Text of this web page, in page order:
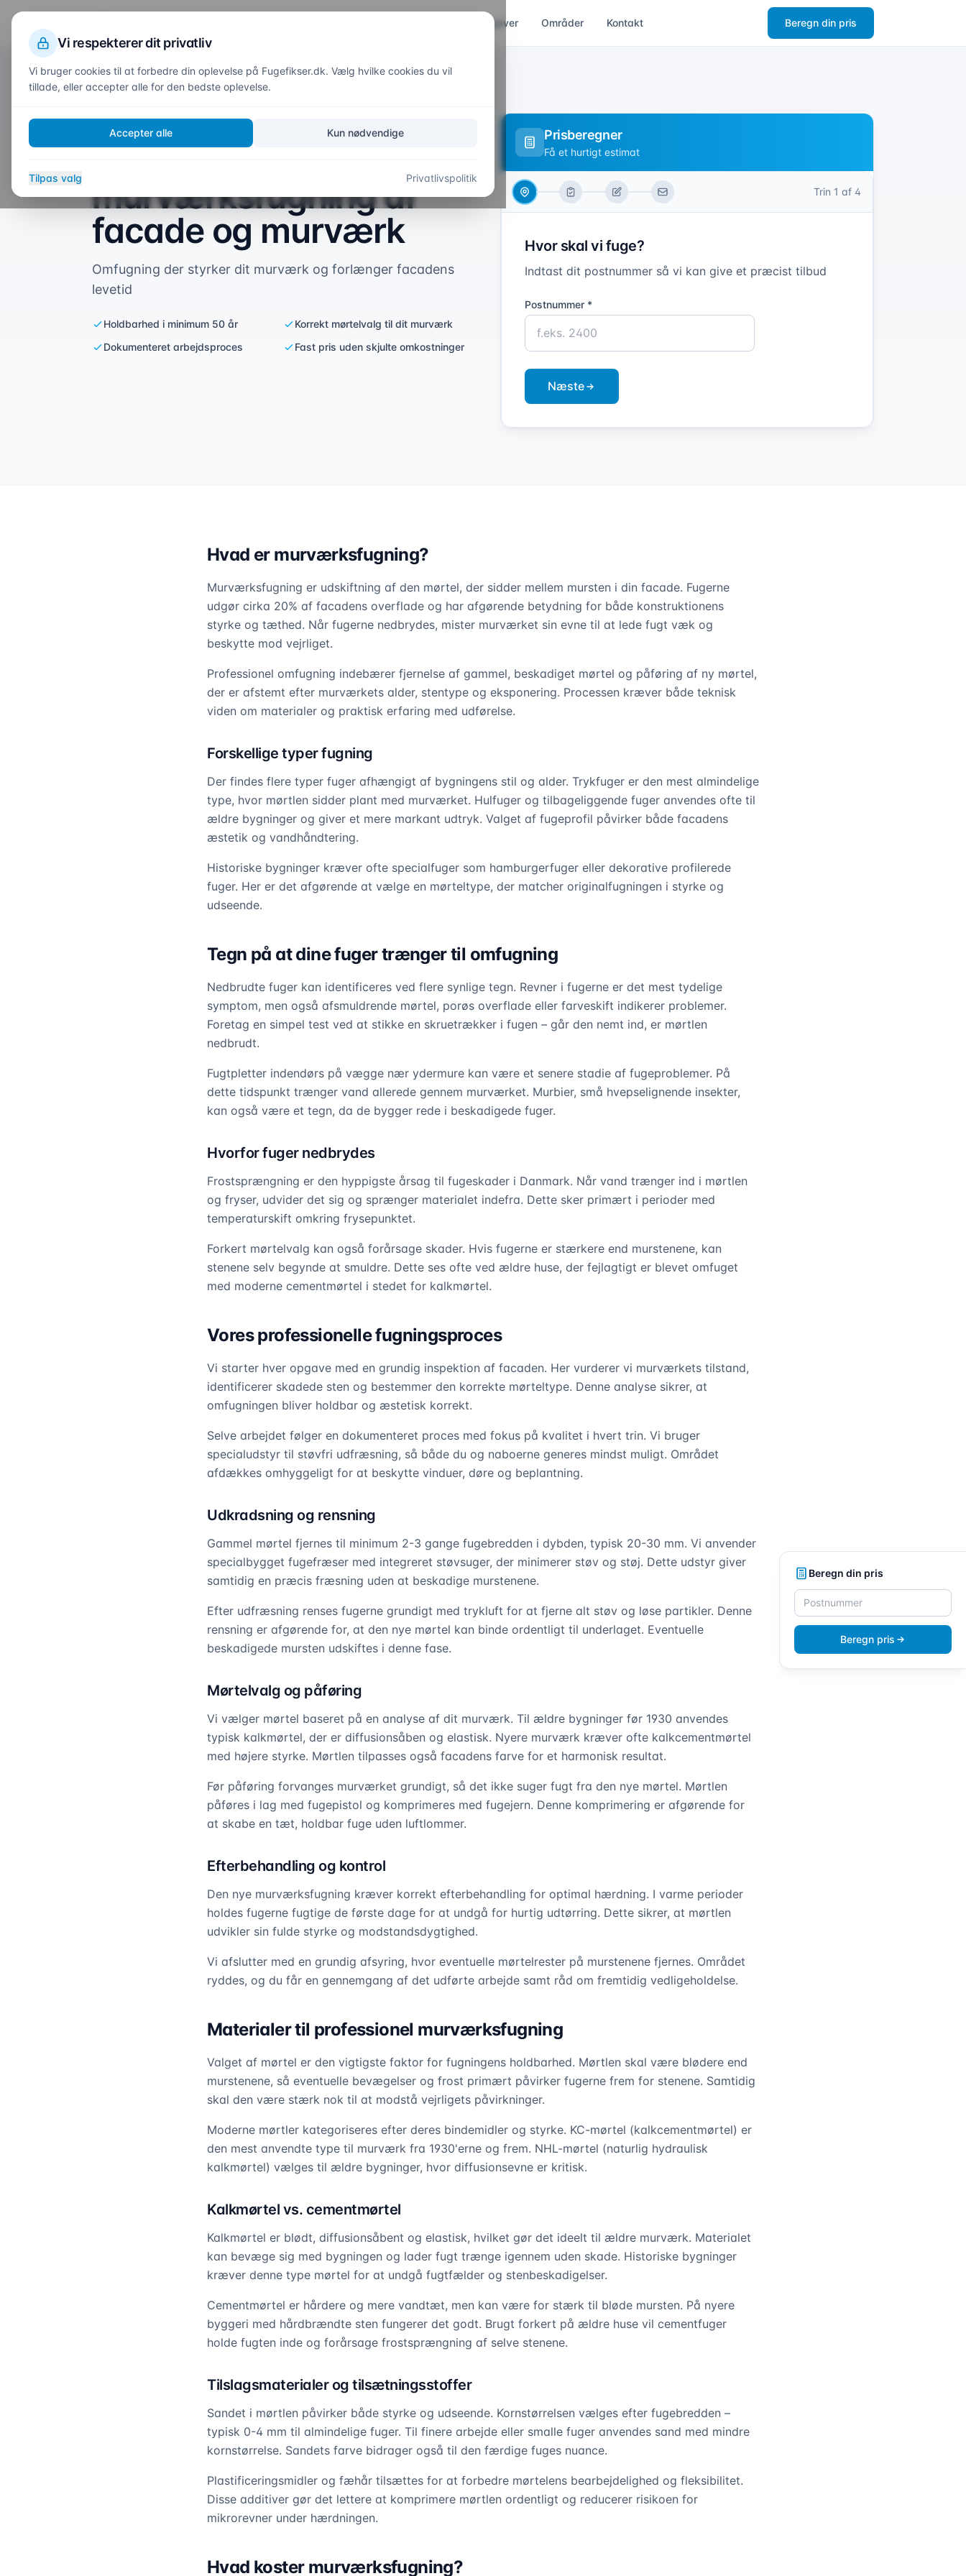
Opgaver Områder Kontakt Beregn din pris
Beregn din pris
Beregn pris
Forside/ Opgaver/Murværksfugning
Udendørs
Professionel
murværksfugning af
facade og murværk
Omfugning der styrker dit murværk og forlænger facadens
levetid
Holdbarhed i minimum 50 år
Korrekt mørtelvalg til dit murværk
Dokumenteret arbejdsproces
Fast pris uden skjulte omkostninger
Prisberegner
Få et hurtigt estimat
Trin 1 af 4
Hvor skal vi fuge?
Indtast dit postnummer så vi kan give et præcist tilbud
Postnummer *
Næste
Hvad er murværksfugning?
Murværksfugning er udskiftning af den mørtel, der sidder mellem mursten i din facade. Fugerne
udgør cirka 20% af facadens overflade og har afgørende betydning for både konstruktionens
styrke og tæthed. Når fugerne nedbrydes, mister murværket sin evne til at lede fugt væk og
beskytte mod vejrliget.
Professionel omfugning indebærer fjernelse af gammel, beskadiget mørtel og påføring af ny mørtel,
der er afstemt efter murværkets alder, stentype og eksponering. Processen kræver både teknisk
viden om materialer og praktisk erfaring med udførelse.
Forskellige typer fugning
Der findes flere typer fuger afhængigt af bygningens stil og alder. Trykfuger er den mest almindelige
type, hvor mørtlen sidder plant med murværket. Hulfuger og tilbageliggende fuger anvendes ofte til
ældre bygninger og giver et mere markant udtryk. Valget af fugeprofil påvirker både facadens
æstetik og vandhåndtering.
Historiske bygninger kræver ofte specialfuger som hamburgerfuger eller dekorative profilerede
fuger. Her er det afgørende at vælge en mørteltype, der matcher originalfugningen i styrke og
udseende.
Tegn på at dine fuger trænger til omfugning
Nedbrudte fuger kan identificeres ved flere synlige tegn. Revner i fugerne er det mest tydelige
symptom, men også afsmuldrende mørtel, porøs overflade eller farveskift indikerer problemer.
Foretag en simpel test ved at stikke en skruetrækker i fugen – går den nemt ind, er mørtlen
nedbrudt.
Fugtpletter indendørs på vægge nær ydermure kan være et senere stadie af fugeproblemer. På
dette tidspunkt trænger vand allerede gennem murværket. Murbier, små hvepselignende insekter,
kan også være et tegn, da de bygger rede i beskadigede fuger.
Hvorfor fuger nedbrydes
Frostsprængning er den hyppigste årsag til fugeskader i Danmark. Når vand trænger ind i mørtlen
og fryser, udvider det sig og sprænger materialet indefra. Dette sker primært i perioder med
temperaturskift omkring frysepunktet.
Forkert mørtelvalg kan også forårsage skader. Hvis fugerne er stærkere end murstenene, kan
stenene selv begynde at smuldre. Dette ses ofte ved ældre huse, der fejlagtigt er blevet omfuget
med moderne cementmørtel i stedet for kalkmørtel.
Vores professionelle fugningsproces
Vi starter hver opgave med en grundig inspektion af facaden. Her vurderer vi murværkets tilstand,
identificerer skadede sten og bestemmer den korrekte mørteltype. Denne analyse sikrer, at
omfugningen bliver holdbar og æstetisk korrekt.
Selve arbejdet følger en dokumenteret proces med fokus på kvalitet i hvert trin. Vi bruger
specialudstyr til støvfri udfræsning, så både du og naboerne generes mindst muligt. Området
afdækkes omhyggeligt for at beskytte vinduer, døre og beplantning.
Udkradsning og rensning
Gammel mørtel fjernes til minimum 2-3 gange fugebredden i dybden, typisk 20-30 mm. Vi anvender
specialbygget fugefræser med integreret støvsuger, der minimerer støv og støj. Dette udstyr giver
samtidig en præcis fræsning uden at beskadige murstenene.
Efter udfræsning renses fugerne grundigt med trykluft for at fjerne alt støv og løse partikler. Denne
rensning er afgørende for, at den nye mørtel kan binde ordentligt til underlaget. Eventuelle
beskadigede mursten udskiftes i denne fase.
Mørtelvalg og påføring
Vi vælger mørtel baseret på en analyse af dit murværk. Til ældre bygninger før 1930 anvendes
typisk kalkmørtel, der er diffusionsåben og elastisk. Nyere murværk kræver ofte kalkcementmørtel
med højere styrke. Mørtlen tilpasses også facadens farve for et harmonisk resultat.
Før påføring forvanges murværket grundigt, så det ikke suger fugt fra den nye mørtel. Mørtlen
påføres i lag med fugepistol og komprimeres med fugejern. Denne komprimering er afgørende for
at skabe en tæt, holdbar fuge uden luftlommer.
Efterbehandling og kontrol
Den nye murværksfugning kræver korrekt efterbehandling for optimal hærdning. I varme perioder
holdes fugerne fugtige de første dage for at undgå for hurtig udtørring. Dette sikrer, at mørtlen
udvikler sin fulde styrke og modstandsdygtighed.
Vi afslutter med en grundig afsyring, hvor eventuelle mørtelrester på murstenene fjernes. Området
ryddes, og du får en gennemgang af det udførte arbejde samt råd om fremtidig vedligeholdelse.
Materialer til professionel murværksfugning
Valget af mørtel er den vigtigste faktor for fugningens holdbarhed. Mørtlen skal være blødere end
murstenene, så eventuelle bevægelser og frost primært påvirker fugerne frem for stenene. Samtidig
skal den være stærk nok til at modstå vejrligets påvirkninger.
Moderne mørtler kategoriseres efter deres bindemidler og styrke. KC-mørtel (kalkcementmørtel) er
den mest anvendte type til murværk fra 1930'erne og frem. NHL-mørtel (naturlig hydraulisk
kalkmørtel) vælges til ældre bygninger, hvor diffusionsevne er kritisk.
Kalkmørtel vs. cementmørtel
Kalkmørtel er blødt, diffusionsåbent og elastisk, hvilket gør det ideelt til ældre murværk. Materialet
kan bevæge sig med bygningen og lader fugt trænge igennem uden skade. Historiske bygninger
kræver denne type mørtel for at undgå fugtfælder og stenbeskadigelser.
Cementmørtel er hårdere og mere vandtæt, men kan være for stærk til bløde mursten. På nyere
byggeri med hårdbrændte sten fungerer det godt. Brugt forkert på ældre huse vil cementfuger
holde fugten inde og forårsage frostsprængning af selve stenene.
Tilslagsmaterialer og tilsætningsstoffer
Sandet i mørtlen påvirker både styrke og udseende. Kornstørrelsen vælges efter fugebredden –
typisk 0-4 mm til almindelige fuger. Til finere arbejde eller smalle fuger anvendes sand med mindre
kornstørrelse. Sandets farve bidrager også til den færdige fuges nuance.
Plastificeringsmidler og fæhår tilsættes for at forbedre mørtelens bearbejdelighed og fleksibilitet.
Disse additiver gør det lettere at komprimere mørtlen ordentligt og reducerer risikoen for
mikrorevner under hærdningen.
Hvad koster murværksfugning?
Vi respekterer dit privatliv
Vi bruger cookies til at forbedre din oplevelse på Fugefikser.dk. Vælg hvilke cookies du vil
tillade, eller accepter alle for den bedste oplevelse.
Accepter alle Kun nødvendige
Tilpas valg Privatlivspolitik